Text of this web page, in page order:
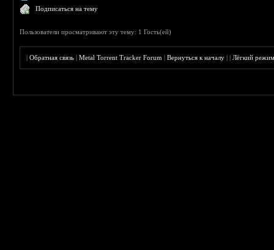
Подписаться на тему
Пользователи просматривают эту тему: 1 Гость(ей)
|Обратная связь |Metal Torrent Tracker Forum |Вернуться к началу ||Лёгкий